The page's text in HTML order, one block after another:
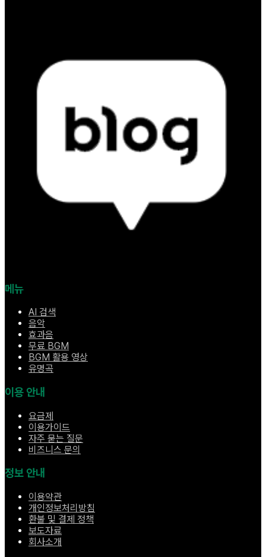
메뉴
AI 검색
음악
효과음
무료 BGM
BGM 활용 영상
유명곡
이용 안내
요금제
이용가이드
자주 묻는 질문
비즈니스 문의
정보 안내
이용약관
개인정보처리방침
환불 및 결제 정책
보도자료
회사소개